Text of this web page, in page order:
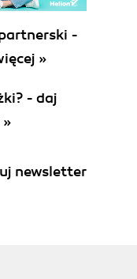
Rate
-
»
- daj
»
newsletter